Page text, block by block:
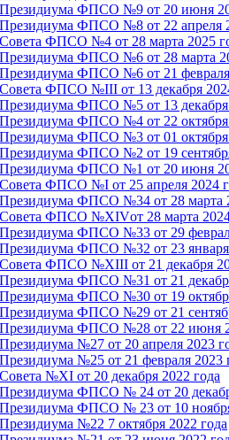
Президиума ФПСО №9 от 20 июня
Президиума ФПСО №8 от 22 апреля
Совета ФПСО №4 от 28 марта 2025
Президиума ФПСО №6 от 28 марта
Президиума ФПСО №6 от 21 февраля
Совета ФПСО №III от 13 декабря
Президиума ФПСО №5 от 13 декабря
Президиума ФПСО №4 от 22 октября
Президиума ФПСО №3 от 01 октября
Президиума ФПСО №2 от 19
Президиума ФПСО №1 от 20 июня
Совета ФПСО №I от 25 апреля 2024
Президиума ФПСО №34 от 28 марта
Совета ФПСО №XIVот 28 марта
Президиума ФПСО №33 от 29
Президиума ФПСО №32 от 23 января
Совета ФПСО №XIII от 21 декабря
Президиума ФПСО №31 от 21
Президиума ФПСО №30 от 19
Президиума ФПСО №29 от 21
Президиума ФПСО №28 от 22 июня
№27 от 20 апреля 2023
№25 от 21 февраля 2023
№XI от 20 декабря 2022 года
Президиума ФПСО № 24 от 20
Президиума ФПСО № 23 от 10
№22 7 октября 2022 года